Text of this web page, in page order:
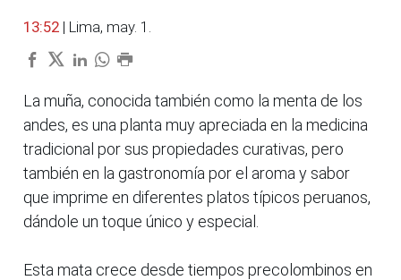
13:52 | Lima, may. 1.
La muña, conocida también como la menta de los
andes, es una planta muy apreciada en la medicina
tradicional por sus propiedades curativas, pero
también en la gastronomía por el aroma y sabor
que imprime en diferentes platos típicos peruanos,
dándole un toque único y especial.
Esta mata crece desde tiempos precolombinos en